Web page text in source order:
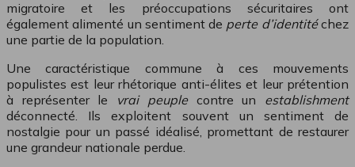
migratoire et les préoccupations sécuritaires ont
également alimenté un sentiment de perte d’identitéchez
une partie de la population.
Une caractéristique commune à ces mouvements
populistes est leur rhétorique anti-élites et leur prétention
à représenter le vrai peuple contre un establishment
déconnecté. Ils exploitent souvent un sentiment de
nostalgie pour un passé idéalisé, promettant de restaurer
une grandeur nationale perdue.